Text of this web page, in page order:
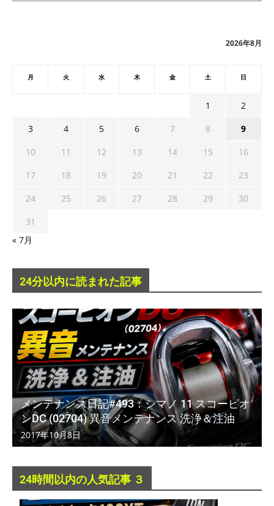
2026年8月
月 火 水 木 金 土 日
1
2
3
4 5 6 7 8
9
10
11 12 13 14 15
16
17
18 19 20 21 22
23
24
25 26 27 28 29
30
31
« 7月
24分以内に読まれた記事
メンテナンス日記#493：シマノ 11 スコーピオ
ンDC (02704) 異音メンテナンス 洗浄＆注油
2017年10月8日
24時間以内の人気記事 ３